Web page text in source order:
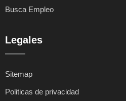
Busca Empleo
Legales
Sitemap
Politicas de privacidad